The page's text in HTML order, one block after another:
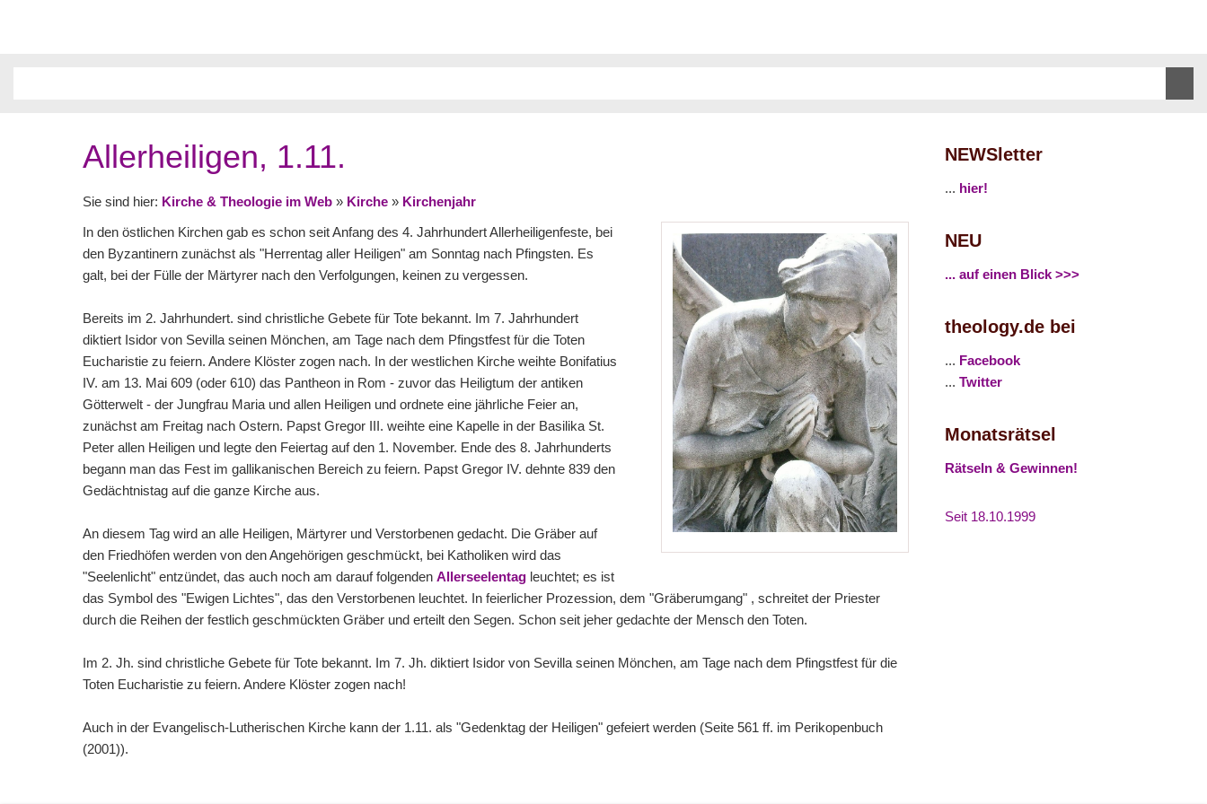
Allerheiligen, 1.11.
Sie sind hier: Kirche & Theologie im Web » Kirche » Kirchenjahr
In den östlichen Kirchen gab es schon seit Anfang des 4. Jahrhundert Allerheiligenfeste, bei
den Byzantinern zunächst als "Herrentag aller Heiligen" am Sonntag nach Pfingsten. Es
galt, bei der Fülle der Märtyrer nach den Verfolgungen, keinen zu vergessen.
Bereits im 2. Jahrhundert. sind christliche Gebete für Tote bekannt. Im 7. Jahrhundert
diktiert Isidor von Sevilla seinen Mönchen, am Tage nach dem Pfingstfest für die Toten
Eucharistie zu feiern. Andere Klöster zogen nach. In der westlichen Kirche weihte Bonifatius
IV. am 13. Mai 609 (oder 610) das Pantheon in Rom - zuvor das Heiligtum der antiken
Götterwelt - der Jungfrau Maria und allen Heiligen und ordnete eine jährliche Feier an,
zunächst am Freitag nach Ostern. Papst Gregor III. weihte eine Kapelle in der Basilika St.
Peter allen Heiligen und legte den Feiertag auf den 1. November. Ende des 8. Jahrhunderts
begann man das Fest im gallikanischen Bereich zu feiern. Papst Gregor IV. dehnte 839 den
Gedächtnistag auf die ganze Kirche aus.
An diesem Tag wird an alle Heiligen, Märtyrer und Verstorbenen gedacht. Die Gräber auf
den Friedhöfen werden von den Angehörigen geschmückt, bei Katholiken wird das
"Seelenlicht" entzündet, das auch noch am darauf folgenden Allerseelentag leuchtet; es ist
das Symbol des "Ewigen Lichtes", das den Verstorbenen leuchtet. In feierlicher Prozession, dem "Gräberumgang" , schreitet der Priester
durch die Reihen der festlich geschmückten Gräber und erteilt den Segen. Schon seit jeher gedachte der Mensch den Toten.
Im 2. Jh. sind christliche Gebete für Tote bekannt. Im 7. Jh. diktiert Isidor von Sevilla seinen Mönchen, am Tage nach dem Pfingstfest für die
Toten Eucharistie zu feiern. Andere Klöster zogen nach!
Auch in der Evangelisch-Lutherischen Kirche kann der 1.11. als "Gedenktag der Heiligen" gefeiert werden (Seite 561 ff. im Perikopenbuch
(2001)).
NEWSletter
... hier!
NEU
... auf einen Blick >>>
theology.de bei
... Facebook
... Twitter
Monatsrätsel
Rätseln & Gewinnen!
Seit 18.10.1999